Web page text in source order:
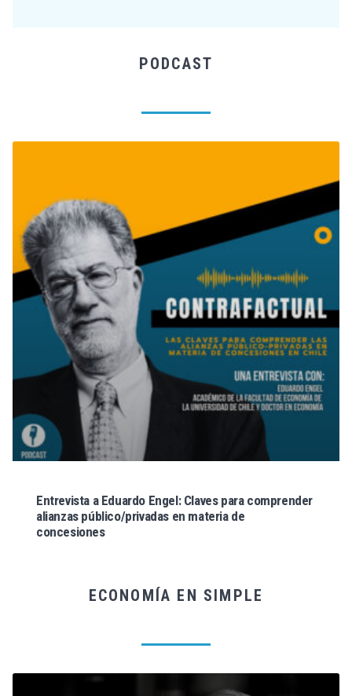
PODCAST
Entrevista a Eduardo Engel: Claves para comprender
alianzas público/privadas en materia de
concesiones
ECONOMÍA EN SIMPLE